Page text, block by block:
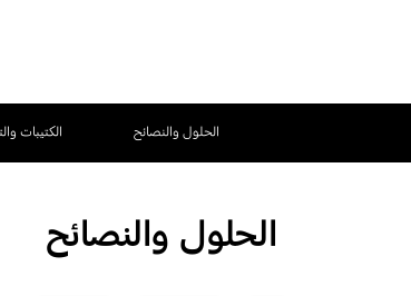
الحلول والنصائح الكتيبات
الحلول والنصائح